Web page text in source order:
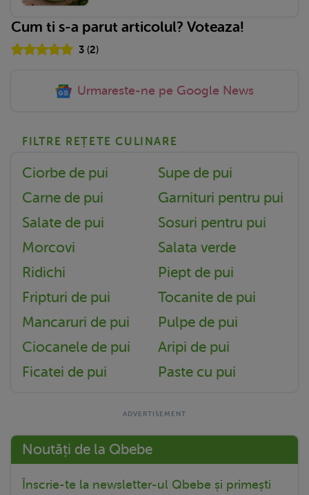
Cum ti s-a parut articolul? Voteaza!
3(2)
Urmareste-ne pe Google News
FILTRE REȚETE CULINARE
Ciorbe de pui
Supe de pui
Carne de pui
Garnituri pentru pui
Salate de pui
Sosuri pentru pui
Morcovi
Salata verde
Ridichi
Piept de pui
Fripturi de pui
Tocanite de pui
Mancaruri de pui
Pulpe de pui
Ciocanele de pui
Aripi de pui
Ficatei de pui
Paste cu pui
Noutăți de la Qbebe
Înscrie-te la newsletter-ul Qbebe și primești